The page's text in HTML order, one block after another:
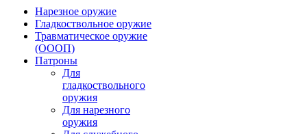
Нарезное оружие
Гладкоствольное оружие
Травматическое оружие
(ОООП)
Патроны
Для
гладкоствольного
оружия
Для нарезного
оружия